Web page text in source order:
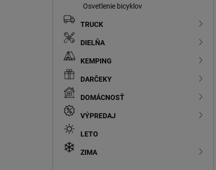
Osvetlenie bicyklov
TRUCK
DIELŇA
KEMPING
DARČEKY
DOMÁCNOSŤ
VÝPREDAJ
LETO
ZIMA